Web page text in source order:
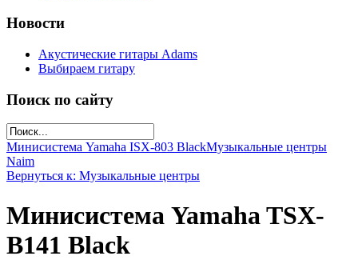
Новости
Акустические гитары Adams
Выбираем гитару
Поиск по сайту
Минисистема Yamaha ISX-803 BlackМузыкальные центры
Naim
Вернуться к: Музыкальные центры
Минисистема Yamaha TSX-
B141 Black